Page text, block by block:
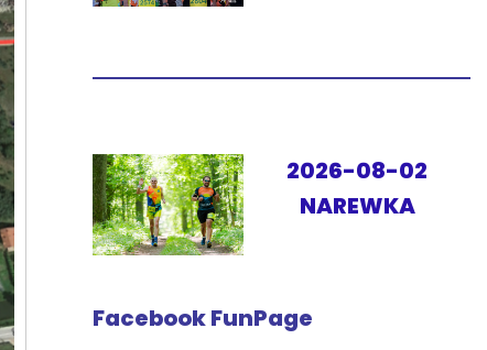
2026-08-02
NAREWKA
Facebook FunPage